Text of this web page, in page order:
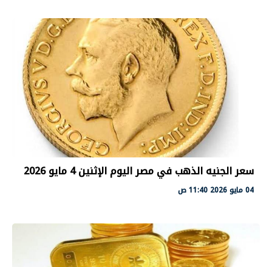
سعر الجنيه الذهب في مصر اليوم الإثنين 4 مايو 2026
04 مايو 2026 11:40 ص